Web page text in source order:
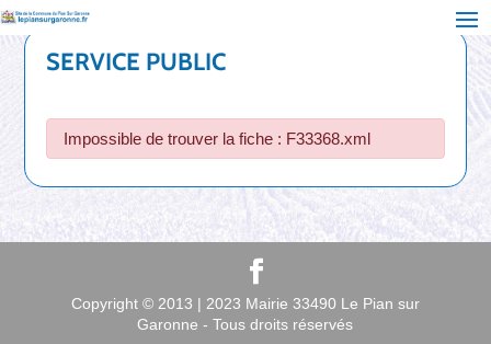
SERVICE PUBLIC
Impossible de trouver la fiche : F33368.xml
Copyright © 2013 | 2023 Mairie 33490 Le Pian sur
Garonne - Tous droits réservés